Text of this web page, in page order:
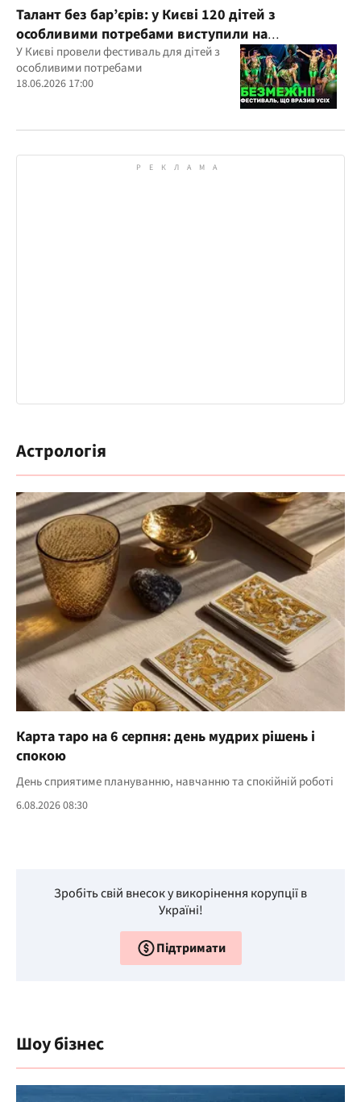
Талант без бар’єрів: у Києві 120 дітей з
особливими потребами виступили на
всеукраїнському фестивалі
У Києві провели фестиваль для дітей з
особливими потребами
18.06.2026 17:00
Астрологія
Карта таро на 6 серпня: день мудрих рішень і
спокою
День сприятиме плануванню, навчанню та спокійній роботі
6.08.2026 08:30
Зробіть свій внесок у викорінення корупції в
Україні!
Підтримати
Шоу бізнес